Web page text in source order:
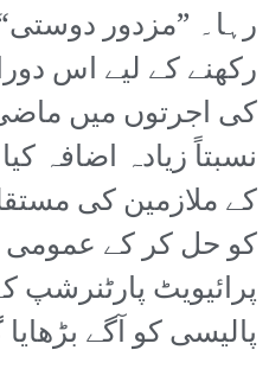
رہا۔ ”مزدور
رکھنے کے لیے اس
کی اجرتوں میں
نسبتاً زیادہ اضافہ
کے ملازمین کی
کو حل کر کے عمومی
پرائیویٹ پارٹنرشپ
پالیسی کو آگے بڑھایا